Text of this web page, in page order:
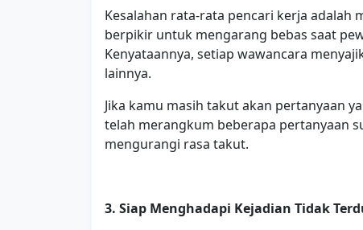
Kesalahan rata-rata pencari kerja adalah
berpikir untuk mengarang bebas saat
Kenyataannya, setiap wawancara
lainnya.
Jika kamu masih takut akan pertanyaan
telah merangkum beberapa pertanyaan
mengurangi rasa takut.
3. Siap Menghadapi Kejadian Tidak